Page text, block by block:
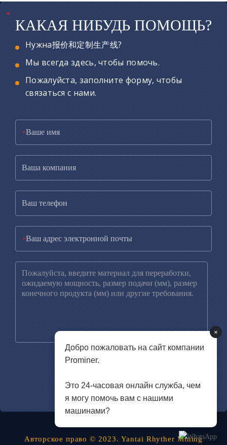
КАКАЯ НИБУДЬ ПОМОЩЬ?
Нужна报价和定制生产线?
Мы всегда здесь, чтобы помочь.
Пожалуйста, заполните форму, чтобы
связаться с нами.
*
*
*
*
*
Авторское право © 2023. Yantai Rhyther Mining
×
Добро пожаловать на сайт компании
Prominer.
Это 24-часовая онлайн служба, чем
я могу помочь вам с нашими
машинами?